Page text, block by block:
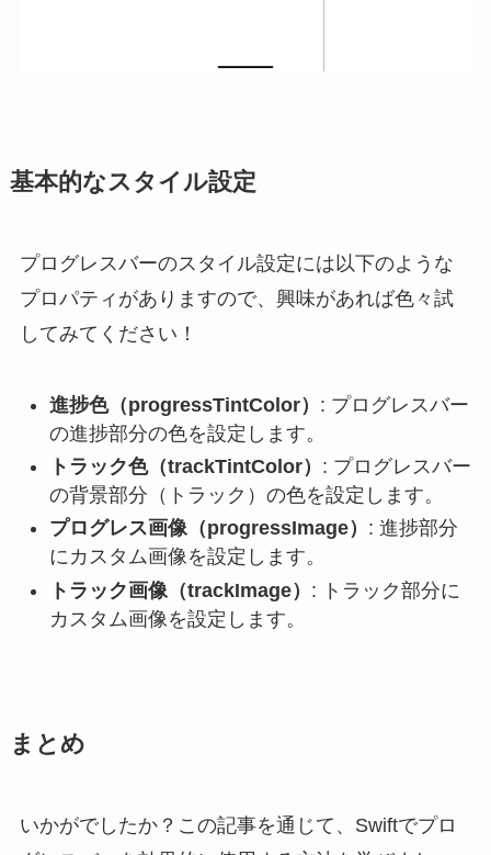
基本的なスタイル設定
プログレスバーのスタイル設定には以下のような
プロパティがありますので、興味があれば色々試
してみてください！
進捗色（progressTintColor） : プログレスバー
の進捗部分の色を設定します。
トラック色（trackTintColor） : プログレスバー
の背景部分（トラック）の色を設定します。
プログレス画像（progressImage） : 進捗部分
にカスタム画像を設定します。
トラック画像（trackImage） : トラック部分に
カスタム画像を設定します。
まとめ
いかがでしたか？この記事を通じて、Swiftでプロ